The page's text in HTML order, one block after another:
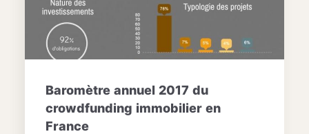
Baromètre annuel 2017 du
crowdfunding immobilier en
France